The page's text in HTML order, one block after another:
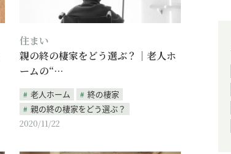
住まい
親の終の棲家をどう選ぶ？｜老人ホ
ームの“…
老人ホーム
終の棲家
親の終の棲家をどう選ぶ？
2020/11/22